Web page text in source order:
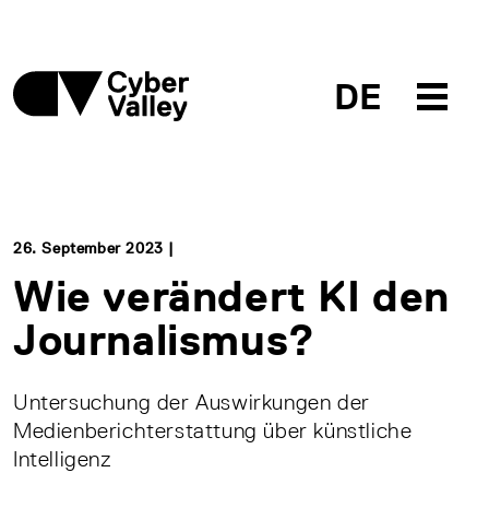
DE
26. September 2023 |
Wie verändert KI den
Journalismus?
Untersuchung der Auswirkungen der
Medienberichterstattung über künstliche
Intelligenz